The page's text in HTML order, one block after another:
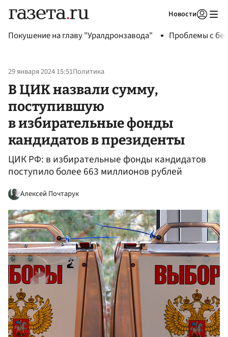
Новости
Покушение на главу "Уралдронзавода" Проблемы с
29 января 2024 15:51Политика
В ЦИК назвали сумму,
поступившую
в избирательные фонды
кандидатов в президенты
ЦИК РФ: в избирательные фонды кандидатов
поступило более 663 миллионов рублей
Алексей Почтарук